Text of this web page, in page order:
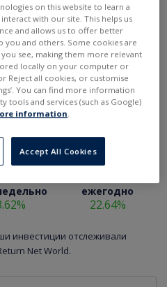
ежегодно
22.64%
инвестиции отслеживали
Net World.
on this website to learn a
with our site. This helps us
and allows us to offer better
you and others. Some cookies are
see, making them more relevant
locally on your computer or
Reject all cookies, or customise
You can find more information
tools and services (such as Google)
information
Accept All Cookies